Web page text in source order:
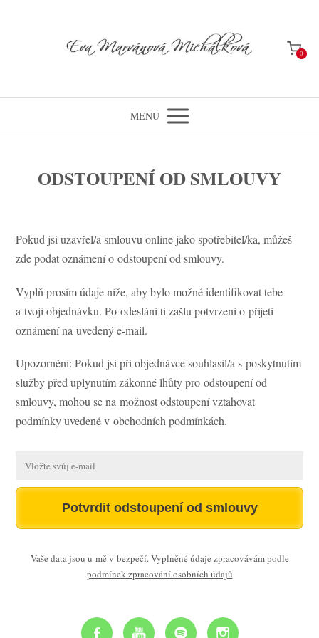
0
MENU
ODSTOUPENÍ OD SMLOUVY
Pokud jsi uzavřel/a smlouvu online jako spotřebitel/ka, můžeš
zde podat oznámení o odstoupení od smlouvy.
Vyplň prosím údaje níže, aby bylo možné identifikovat tebe
a tvoji objednávku. Po odeslání ti zašlu potvrzení o přijetí
oznámení na uvedený e-mail.
Upozornění: Pokud jsi při objednávce souhlasil/a s poskytnutím
služby před uplynutím zákonné lhůty pro odstoupení od
smlouvy, mohou se na možnost odstoupení vztahovat
podmínky uvedené v obchodních podmínkách.
Potvrdit odstoupení od smlouvy
Vaše data jsou u mě v bezpečí. Vyplněné údaje zpracovávám podle
podmínek zpracování osobních údajů